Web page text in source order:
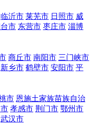
临沂市 莱芜市 日照市 威
市 东营市 枣庄市 淄博
商丘市 南阳市 三门峡市
新乡市 鹤壁市 安阳市 平
市 恩施土家族苗族自治
孝感市 荆门市 鄂州市
武汉市